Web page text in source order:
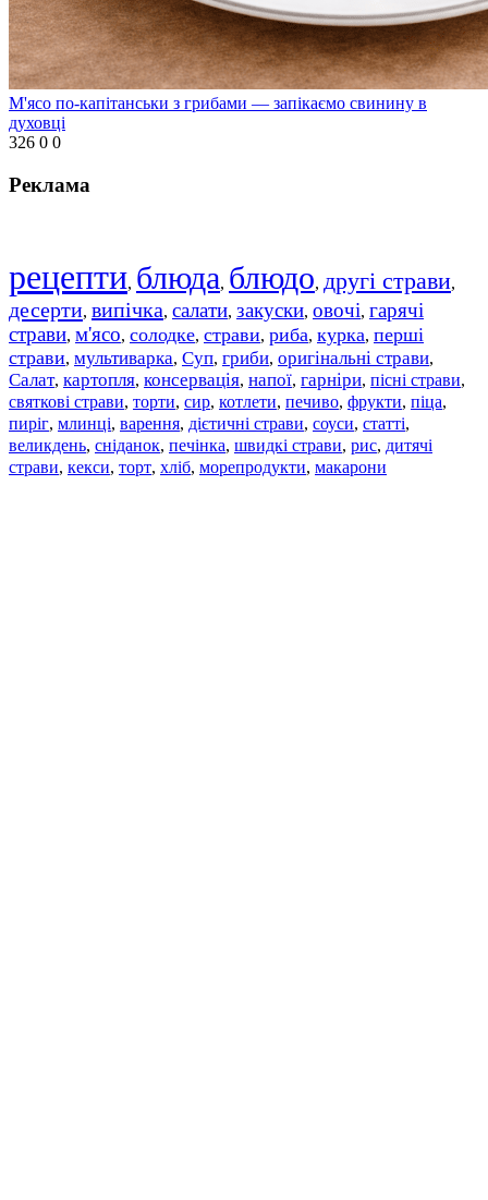
М'ясо по-капітанськи з грибами — запікаємо свинину в
духовці
326 0 0
Реклама
рецепти, блюда, блюдо, другі страви,
десерти, випічка, салати, закуски, овочі, гарячі
страви, м'ясо, солодке, страви, риба, курка, перші
страви, мультиварка, Суп, гриби, оригінальні страви,
Салат, картопля, консервація, напої, гарніри, пісні страви,
святкові страви, торти, сир, котлети, печиво, фрукти, піца,
пиріг, млинці, варення, дієтичні страви, соуси, статті,
великдень, сніданок, печінка, швидкі страви, рис, дитячі
страви, кекси, торт, хліб, морепродукти, макарони